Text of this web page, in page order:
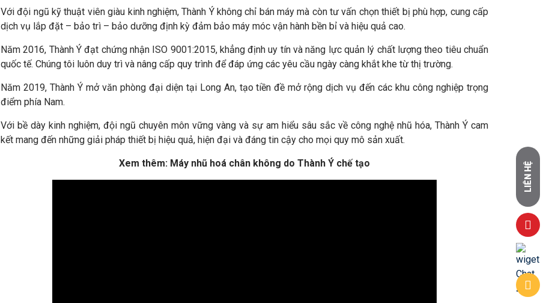
Với đội ngũ kỹ thuật viên giàu kinh nghiệm, Thành Ý không chỉ bán máy mà còn tư vấn chọn thiết bị phù hợp, cung cấp
dịch vụ lắp đặt – bảo trì – bảo dưỡng định kỳ đảm bảo máy móc vận hành bền bỉ và hiệu quả cao.
Năm 2016, Thành Ý đạt chứng nhận ISO 9001:2015, khẳng định uy tín và năng lực quản lý chất lượng theo tiêu chuẩn
quốc tế. Chúng tôi luôn duy trì và nâng cấp quy trình để đáp ứng các yêu cầu ngày càng khắt khe từ thị trường.
Năm 2019, Thành Ý mở văn phòng đại diện tại Long An, tạo tiền đề mở rộng dịch vụ đến các khu công nghiệp trọng
điểm phía Nam.
Với bề dày kinh nghiệm, đội ngũ chuyên môn vững vàng và sự am hiểu sâu sắc về công nghệ nhũ hóa, Thành Ý cam
kết mang đến những giải pháp thiết bị hiệu quả, hiện đại và đáng tin cậy cho mọi quy mô sản xuất.
Xem thêm: Máy nhũ hoá chân không do Thành Ý chế tạo LIÊN HỆ